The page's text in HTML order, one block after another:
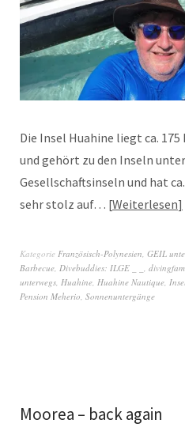
Die Insel Huahine liegt ca.
und gehört zu den Inseln
Gesellschaftsinseln und hat
sehr stolz auf… Weiterlesen
Kategorie Französisch-Polynesien GEIL
Barbecue Divebuddies: ILGE _ _
unterwegs Huahine Huahine Nautique
Pension Meherio Sonnenuntergänge
Moorea – back again